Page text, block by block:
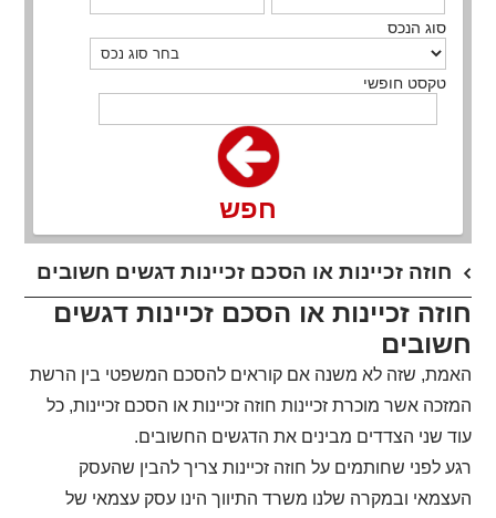
סוג הנכס
טקסט חופשי
חפש
חוזה זכיינות או הסכם זכיינות דגשים חשובים
חוזה זכיינות או הסכם זכיינות דגשים
חשובים
האמת, שזה לא משנה אם קוראים להסכם המשפטי בין הרשת
המזכה אשר מוכרת זכיינות חוזה זכיינות או הסכם זכיינות, כל
עוד שני הצדדים מבינים את הדגשים החשובים.
רגע לפני שחותמים על חוזה זכיינות צריך להבין שהעסק
העצמאי ובמקרה שלנו משרד התיווך הינו עסק עצמאי של